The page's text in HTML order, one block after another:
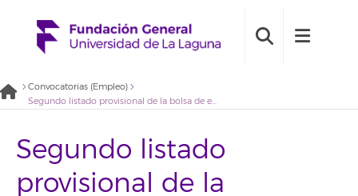
Convocatorias (Empleo)
Segundo listado provisional de la bolsa de empleo para participar en el servicio consistente en el proyecto “Seguimiento de especies y hábitats indicadores de cambio climático a largo plazo en el Archipiélago Canario con Perfil Biólogo/a Experto/a en Comunidades Marinas (2020BDE014)
Segundo listado
provisional de la